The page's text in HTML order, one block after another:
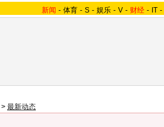
新闻 - 体育 - S - 娱乐 - V - 财经 - IT -
> 最新动态